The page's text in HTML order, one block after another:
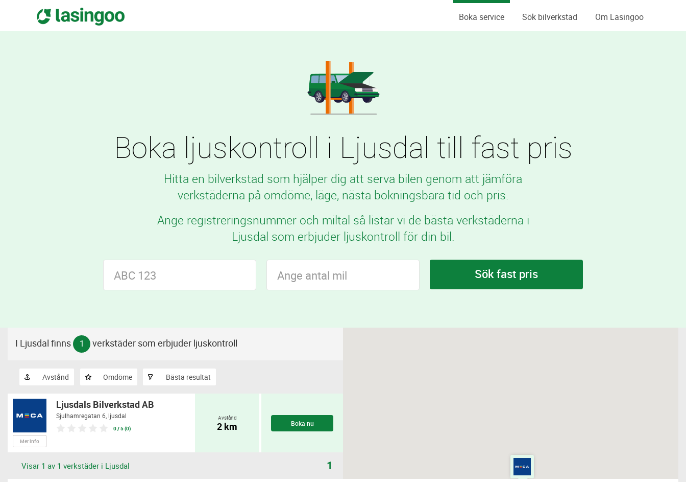
Boka service Sök bilverkstad Om Lasingoo
Boka ljuskontroll i Ljusdal till fast pris
Hitta en bilverkstad som hjälper dig att serva bilen genom att jämföra
verkstäderna på omdöme, läge, nästa bokningsbara tid och pris.
Ange registreringsnummer och miltal så listar vi de bästa verkstäderna i
Ljusdal som erbjuder ljuskontroll för din bil.
Sök fast pris
I Ljusdal finns 1 verkstäder som erbjuder ljuskontroll
Avstånd Omdöme Bästa resultat
Mer info
Ljusdals Bilverkstad AB
Sjulhamregatan 6, ljusdal
0 / 5 (0)
Avstånd
2 km Boka nu
Visar 1 av 1 verkstäder i Ljusdal 1